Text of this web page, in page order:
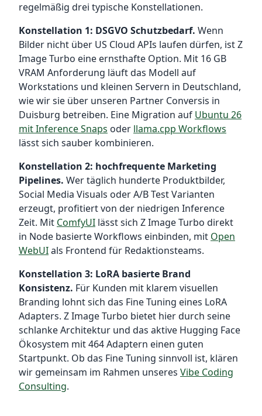
regelmäßig drei typische Konstellationen.
Konstellation 1: DSGVO Schutzbedarf. Wenn
Bilder nicht über US Cloud APIs laufen dürfen, ist Z
Image Turbo eine ernsthafte Option. Mit 16 GB
VRAM Anforderung läuft das Modell auf
Workstations und kleinen Servern in Deutschland,
wie wir sie über unseren Partner Conversis in
Duisburg betreiben. Eine Migration auf Ubuntu 26
mit Inference Snaps oder llama.cpp Workflows
lässt sich sauber kombinieren.
Konstellation 2: hochfrequente Marketing
Pipelines. Wer täglich hunderte Produktbilder,
Social Media Visuals oder A/B Test Varianten
erzeugt, profitiert von der niedrigen Inference
Zeit. Mit ComfyUI lässt sich Z Image Turbo direkt
in Node basierte Workflows einbinden, mit Open
WebUIals Frontend für Redaktionsteams.
Konstellation 3: LoRA basierte Brand
Konsistenz. Für Kunden mit klarem visuellen
Branding lohnt sich das Fine Tuning eines LoRA
Adapters. Z Image Turbo bietet hier durch seine
schlanke Architektur und das aktive Hugging Face
Ökosystem mit 464 Adaptern einen guten
Startpunkt. Ob das Fine Tuning sinnvoll ist, klären
wir gemeinsam im Rahmen unseres Vibe Coding
Consulting.